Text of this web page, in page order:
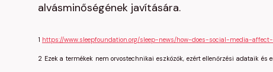
alvásminőségének javítására.
1 https://www.sleepfoundation.org/sleep-news/how-does-social-media-
2 Ezek a termékek nem orvostechnikai eszközök, ezért ellenőrzési adataik